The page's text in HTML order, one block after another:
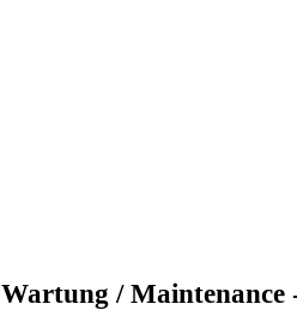
Wartung / Maintenance